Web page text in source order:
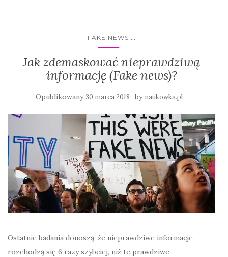
FAKE NEWS ...
Jak zdemaskować nieprawdziwą
informację (Fake news)?
Opublikowany 30 marca 2018 by naukowka.pl
Ostatnie badania donoszą, że nieprawdziwe informacje
rozchodzą się 6 razy szybciej, niż te prawdziwe.